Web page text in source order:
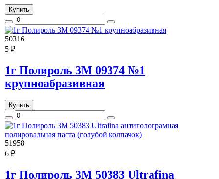
Купить
50316
5 ₽
1г Полироль 3M 09374 №1
крупноабразивная
Купить
51958
6 ₽
1г Полироль 3M 50383 Ultrafina